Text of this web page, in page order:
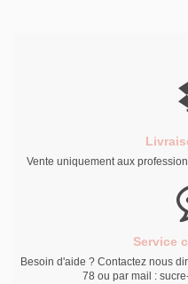
Vente uniquement aux
Service
Besoin d'aide ? Contactez nous
78 ou par mail :